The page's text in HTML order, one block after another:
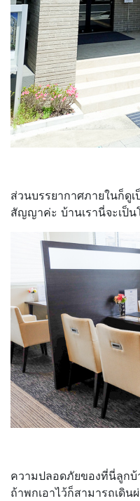
ส่วนบรรยากาศภายในก็ดู
สัญญาค่ะ บ้านเรานี่จะเป็
ความปลอดภัยของที่นี่ลูกบ้
ถ้าพกเอาไว้ก็สามารถเดิ